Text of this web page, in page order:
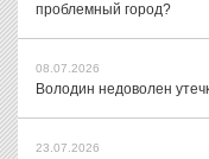
проблемный город?
08.07.2026
Володин недоволен
23.07.2026